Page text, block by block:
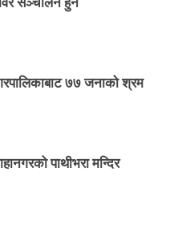
७७ जनाको श्रम
पाथीभरा मन्दिर